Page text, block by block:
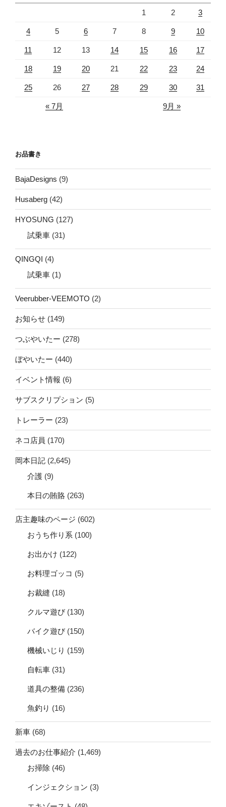
1 2 3
4 5 6 7 8 9 10
11 12 13 14 15 16 17
18 19 20 21 22 23 24
25 26 27 28 29 30 31
« 7月 9月 »
お品書き
BajaDesigns (9)
Husaberg (42)
HYOSUNG (127)
試乗車 (31)
QINGQI (4)
試乗車 (1)
Veerubber-VEEMOTO (2)
お知らせ (149)
つぶやいたー (278)
ぼやいたー (440)
イベント情報 (6)
サブスクリプション (5)
トレーラー (23)
ネコ店員 (170)
岡本日記 (2,645)
介護 (9)
本日の賄賂 (263)
店主趣味のページ (602)
おうち作り系 (100)
お出かけ (122)
お料理ゴッコ (5)
お裁縫 (18)
クルマ遊び (130)
バイク遊び (150)
機械いじり (159)
自転車 (31)
道具の整備 (236)
魚釣り (16)
新車 (68)
過去のお仕事紹介 (1,469)
お掃除 (46)
インジェクション (3)